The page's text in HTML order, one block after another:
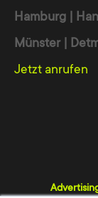
Hamburg |
Münster |
Jetzt anrufen